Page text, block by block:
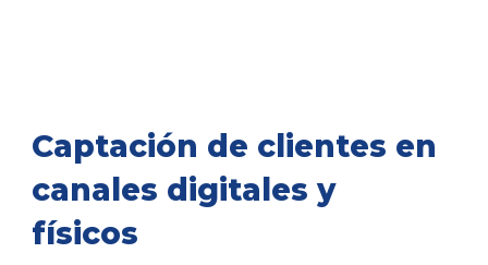
Captación de clientes en
canales digitales y
físicos